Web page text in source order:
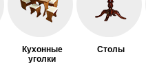
Кухонные
уголки
Столы